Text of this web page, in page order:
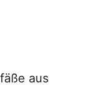
aus